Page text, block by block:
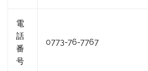
電
話
番
号
0773-76-7767